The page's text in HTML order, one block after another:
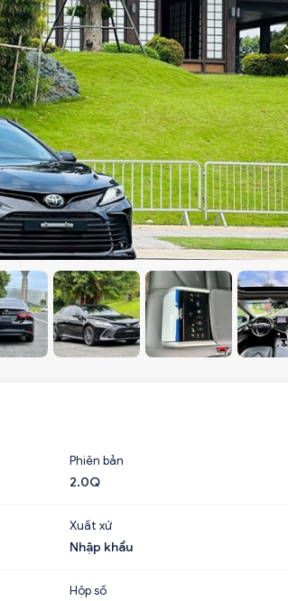
Phiên bản
2.0Q
Xuất xứ
Nhập khẩu
Hộp số